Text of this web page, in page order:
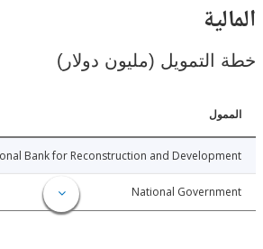
(مليون دولار)
International Bank for Reconstruction and
National